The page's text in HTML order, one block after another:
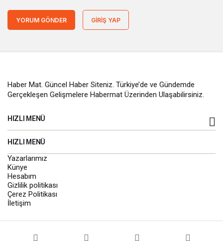
YORUM GÖNDER GIRIŞ YAP
Haber Mat. Güncel Haber Siteniz. Türkiye’de ve Gündemde
Gerçekleşen Gelişmelere Habermat Üzerinden Ulaşabilirsiniz.
HIZLI MENÜ
HIZLI MENÜ
Yazarlarımız
Künye
Hesabım
Gizlilik politikası
Çerez Politikası
İletişim